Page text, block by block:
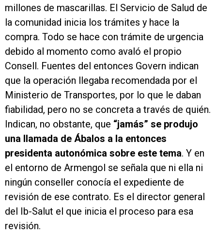
millones de mascarillas. El Servicio de Salud de
la comunidad inicia los trámites y hace la
compra. Todo se hace con trámite de urgencia
debido al momento como avaló el propio
Consell. Fuentes del entonces Govern indican
que la operación llegaba recomendada por el
Ministerio de Transportes, por lo que le daban
fiabilidad, pero no se concreta a través de quién.
Indican, no obstante, que “jamás” se produjo
una llamada de Ábalos a la entonces
presidenta autonómica sobre este tema. Y en
el entorno de Armengol se señala que ni ella ni
ningún conseller conocía el expediente de
revisión de ese contrato. Es el director general
del Ib-Salut el que inicia el proceso para esa
revisión.